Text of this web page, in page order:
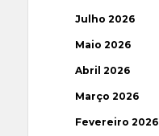
Julho 2026
Maio 2026
Abril 2026
Março 2026
Fevereiro 2026